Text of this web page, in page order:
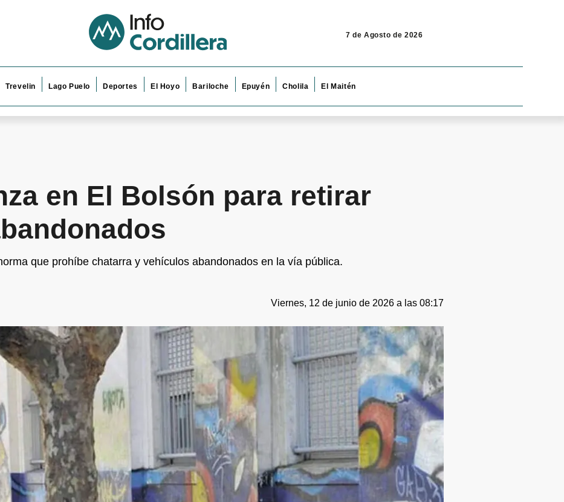
7 de Agosto de 2026
Trevelin Lago Puelo Deportes El Hoyo Bariloche Epuyén Cholila El Maitén
en El Bolsón para retirar
que prohíbe chatarra y vehículos abandonados en la vía pública.
Viernes, 12 de junio de 2026 a las 08:17